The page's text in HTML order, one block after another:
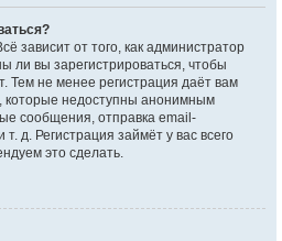
зависит от того, как администратор
ли вы зарегистрироваться, чтобы
Тем не менее регистрация даёт вам
которые недоступны анонимным
сообщения, отправка email-
д. Регистрация займёт у вас всего
это сделать.